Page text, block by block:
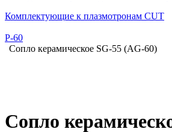
Комплектующие к плазмотронам CUT
Р-60
Сопло керамическое SG-55 (AG-60)
Сопло